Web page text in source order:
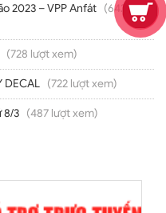
2023 – VPP Anfát (642 lượt
(728 lượt xem)
DECAL (722 lượt xem)
8/3 (487 lượt xem)